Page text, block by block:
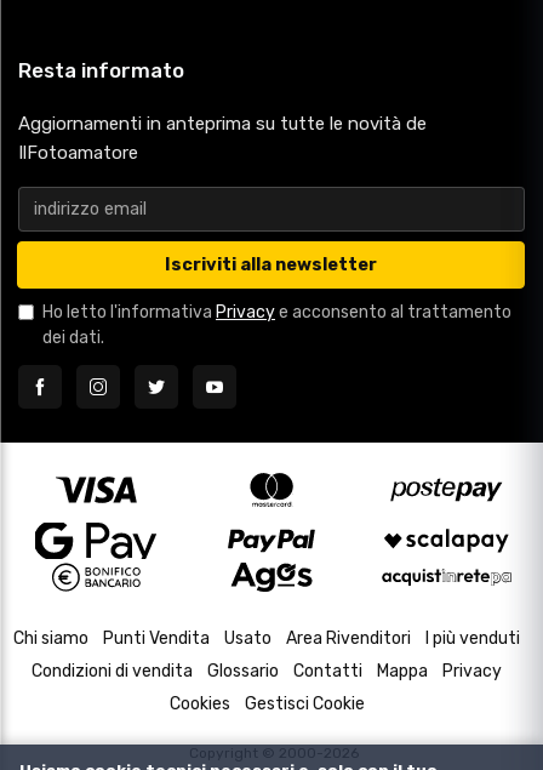
Resta informato
Aggiornamenti in anteprima su tutte le novità de
IlFotoamatore
Iscriviti alla newsletter
Ho letto l'informativa Privacye acconsento al trattamento
dei dati.
Chi siamo Punti Vendita Usato Area Rivenditori
I più venduti
Condizioni di vendita
Glossario Contatti Mappa
Privacy
Cookies
Gestisci Cookie
Copyright © 2000-2026